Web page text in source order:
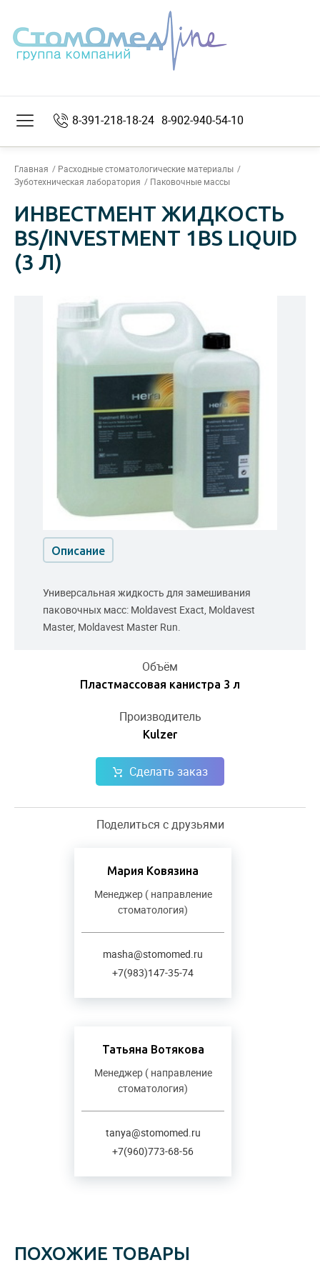
8-391-218-18-24 8-902-940-54-10
Главная
Расходные стоматологические материалы
Зуботехническая лаборатория
Паковочные массы
ИНВЕСТМЕНТ ЖИДКОСТЬ
BS/INVESTMENT 1BS LIQUID
(3 Л)
Объём
Пластмассовая канистра 3 л
Производитель
Kulzer
Сделать заказ
Поделиться с друзьями
Мария Ковязина
Менеджер ( направление
стоматология)
masha@stomomed.ru
+7(983)147-35-74
Татьяна Вотякова
Менеджер ( направление
стоматология)
tanya@stomomed.ru
+7(960)773-68-56
Описание
Универсальная жидкость для замешивания
паковочных масс: Moldavest Exact, Moldavest
Master, Moldavest Master Run.
ПОХОЖИЕ ТОВАРЫ